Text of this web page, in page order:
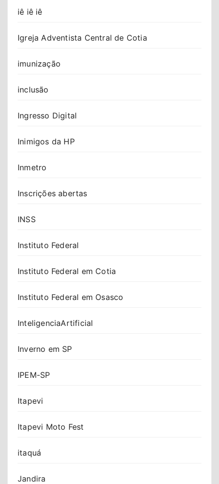
iê iê iê
Igreja Adventista Central de Cotia
imunização
inclusão
Ingresso Digital
Inimigos da HP
Inmetro
Inscrições abertas
INSS
Instituto Federal
Instituto Federal em Cotia
Instituto Federal em Osasco
InteligenciaArtificial
Inverno em SP
IPEM-SP
Itapevi
Itapevi Moto Fest
itaquá
Jandira